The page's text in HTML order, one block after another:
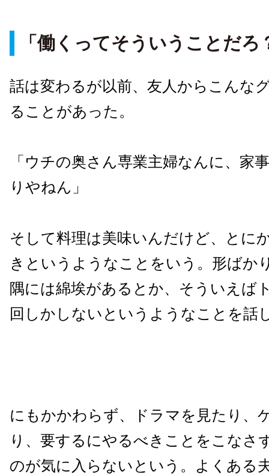
「働くってそういうことだろ
話は変わるが以前、友人からこんな
ることがあった。
「ウチの奥さん専業主婦なんに、家
りやねん」
そして料理は美味いんだけど、とに
きというようなことをいう。形ばか
隅には綿埃があるとか、そういえば
回しかしないというようなことを話
にもかかわらず、ドラマを見たり、
り、要するにやるべきことをこなさ
のが気に入らないという。よくある